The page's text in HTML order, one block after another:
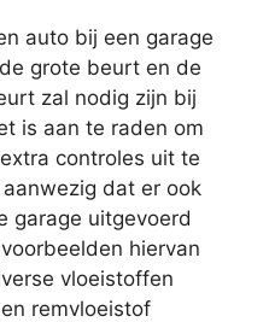
auto bij een garage
grote beurt en de
zal nodig zijn bij
is aan te raden om
controles uit te
dat er ook
garage uitgevoerd
hiervan
vloeistoffen
remvloeistof